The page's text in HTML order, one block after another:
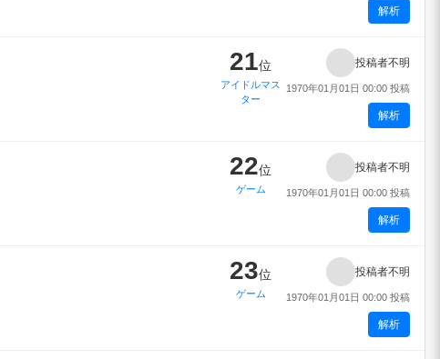
解析
21位
アイドルマス
ター
投稿者不明
1970年01月01日 00:00 投稿
解析
22位
ゲーム
投稿者不明
1970年01月01日 00:00 投稿
解析
23位
ゲーム
投稿者不明
1970年01月01日 00:00 投稿
解析